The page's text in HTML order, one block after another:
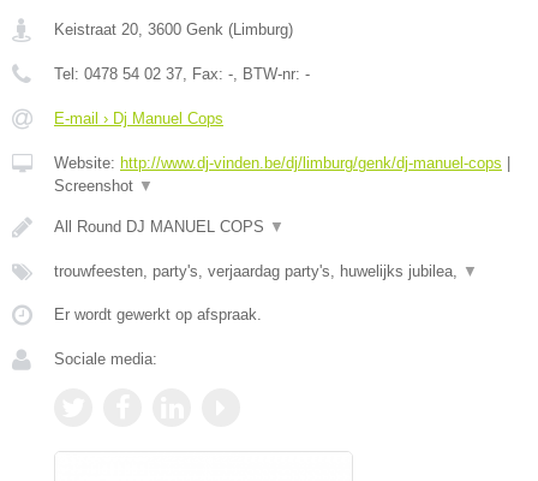
Keistraat 20, 3600 Genk (Limburg)
Tel: 0478 54 02 37, Fax: -, BTW-nr: -
E-mail › Dj Manuel Cops
Website: http://www.dj-vinden.be/dj/limburg/genk/dj-manuel-cops
Screenshot ▼
All Round DJ MANUEL COPS ▼
trouwfeesten, party's, verjaardag party's, huwelijks jubilea, ▼
Er wordt gewerkt op afspraak.
Sociale media: